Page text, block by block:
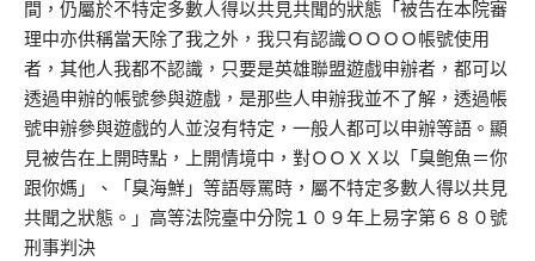
間，仍屬於不特定多數人得以共見共聞的狀態「被告在本院審
理中亦供稱當天除了我之外，我只有認識ＯＯＯＯ帳號使用
者，其他人我都不認識，只要是英雄聯盟遊戲申辦者，都可以
透過申辦的帳號參與遊戲，是那些人申辦我並不了解，透過帳
號申辦參與遊戲的人並沒有特定，一般人都可以申辦等語。顯
見被告在上開時點，上開情境中，對ＯＯＸＸ以「臭鲍魚＝你
跟你媽」、「臭海鮮」等語辱罵時，屬不特定多數人得以共見
共聞之狀態。」高等法院臺中分院１０９年上易字第６８０號
刑事判決